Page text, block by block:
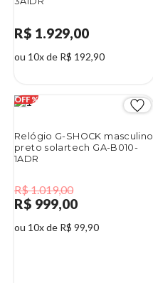
R$ 1.929,00
ou 10x de R$ 192,90
Relógio G-SHOCK masculino
preto solartech GA-B010-
1ADR
R$ 1.019,00
R$ 999,00
ou 10x de R$ 99,90